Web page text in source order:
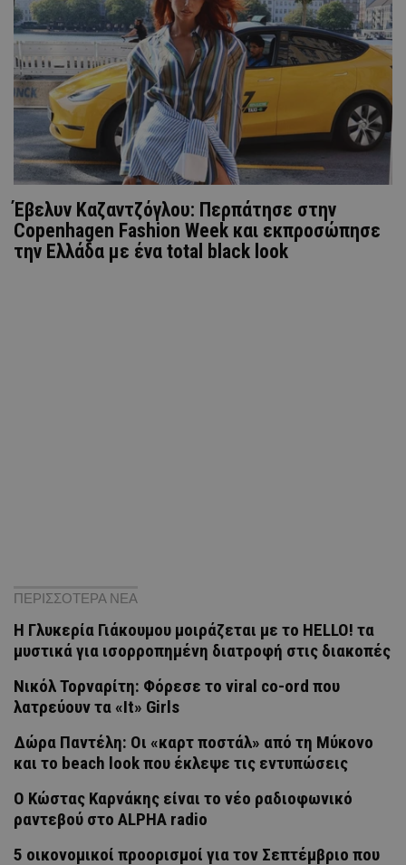
Έβελυν Καζαντζόγλου: Περπάτησε στην
Copenhagen Fashion Week και εκπροσώπησε
την Ελλάδα με ένα total black look
ΠΕΡΙΣΣΟΤΕΡΑ ΝΕΑ
H Γλυκερία Γιάκουμου μοιράζεται με το HELLO! τα
μυστικά για ισορροπημένη διατροφή στις διακοπές
Νικόλ Τορναρίτη: Φόρεσε το viral co-ord που
λατρεύουν τα «It» Girls
Δώρα Παντέλη: Οι «καρτ ποστάλ» από τη Μύκονο
και το beach look που έκλεψε τις εντυπώσεις
Ο Κώστας Καρνάκης είναι το νέο ραδιοφωνικό
ραντεβού στο ALPHA radio
5 οικονομικοί προορισμοί για τον Σεπτέμβριο που